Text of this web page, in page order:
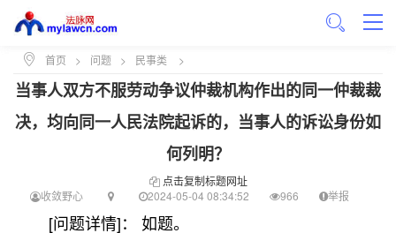
首页 > 问题 > 民事类 >
当事人双方不服劳动争议仲裁机构作出的同一仲裁裁
决，均向同一人民法院起诉的，当事人的诉讼身份如
何列明？
点击复制标题网址
收敛野心
2024-05-04 08:34:52 966 举报
[问题详情]： 如题。